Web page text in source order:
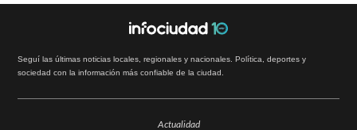
Seguí las últimas noticias locales, regionales y nacionales. Política, deportes y
sociedad con la información más confiable de la ciudad.
Actualidad